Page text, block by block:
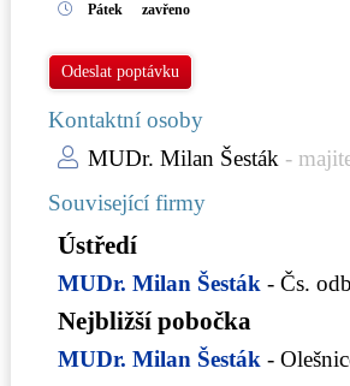
Pátek zavřeno
Odeslat poptávku
Kontaktní osoby
MUDr. Milan Šesták -
Související firmy
Ústředí
MUDr. Milan Šesták - Čs.
Nejbližší pobočka
MUDr. Milan Šesták -